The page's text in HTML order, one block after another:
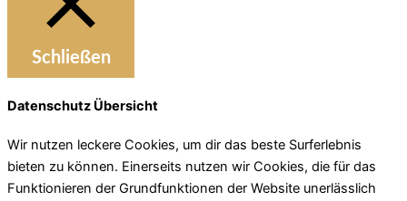
Schließen
Datenschutz Übersicht
Wir nutzen leckere Cookies, um dir das beste Surferlebnis
bieten zu können. Einerseits nutzen wir Cookies, die für das
Funktionieren der Grundfunktionen der Website unerlässlich